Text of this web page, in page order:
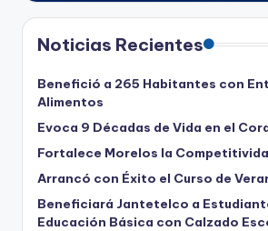
Noticias Recientes
Benefició a 265 Habitantes con
Alimentos
Evoca 9 Décadas de Vida en el
Fortalece Morelos la
Arrancó con Éxito el Curso de
Beneficiará Jantetelco a
Educación Básica con Calzado